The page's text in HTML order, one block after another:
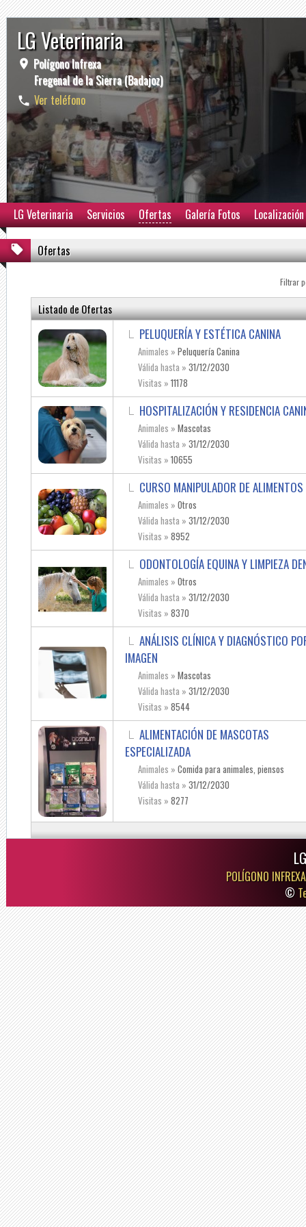
LG Veterinaria
Polígono Infrexa
Fregenal de la Sierra (Badajoz)
Ver teléfono
LG Veterinaria Servicios Ofertas Galería Fotos Localización
Ofertas
Filtrar
Listado de Ofertas
PELUQUERÍA Y ESTÉTICA CANINA
Animales » Peluquería Canina
Válida hasta » 31/12/2030
Visitas » 11178
HOSPITALIZACIÓN Y RESIDENCIA
Animales » Mascotas
Válida hasta » 31/12/2030
Visitas » 10655
CURSO MANIPULADOR DE ALIMENTOS
Animales » Otros
Válida hasta » 31/12/2030
Visitas » 8952
ODONTOLOGÍA EQUINA Y LIMPIEZA
Animales » Otros
Válida hasta » 31/12/2030
Visitas » 8370
ANÁLISIS CLÍNICA Y DIAGNÓSTICO
IMAGEN
Animales » Mascotas
Válida hasta » 31/12/2030
Visitas » 8544
ALIMENTACIÓN DE MASCOTAS
ESPECIALIZADA
Animales » Comida para animales, piensos
Válida hasta » 31/12/2030
Visitas » 8277
POLÍGONO
©